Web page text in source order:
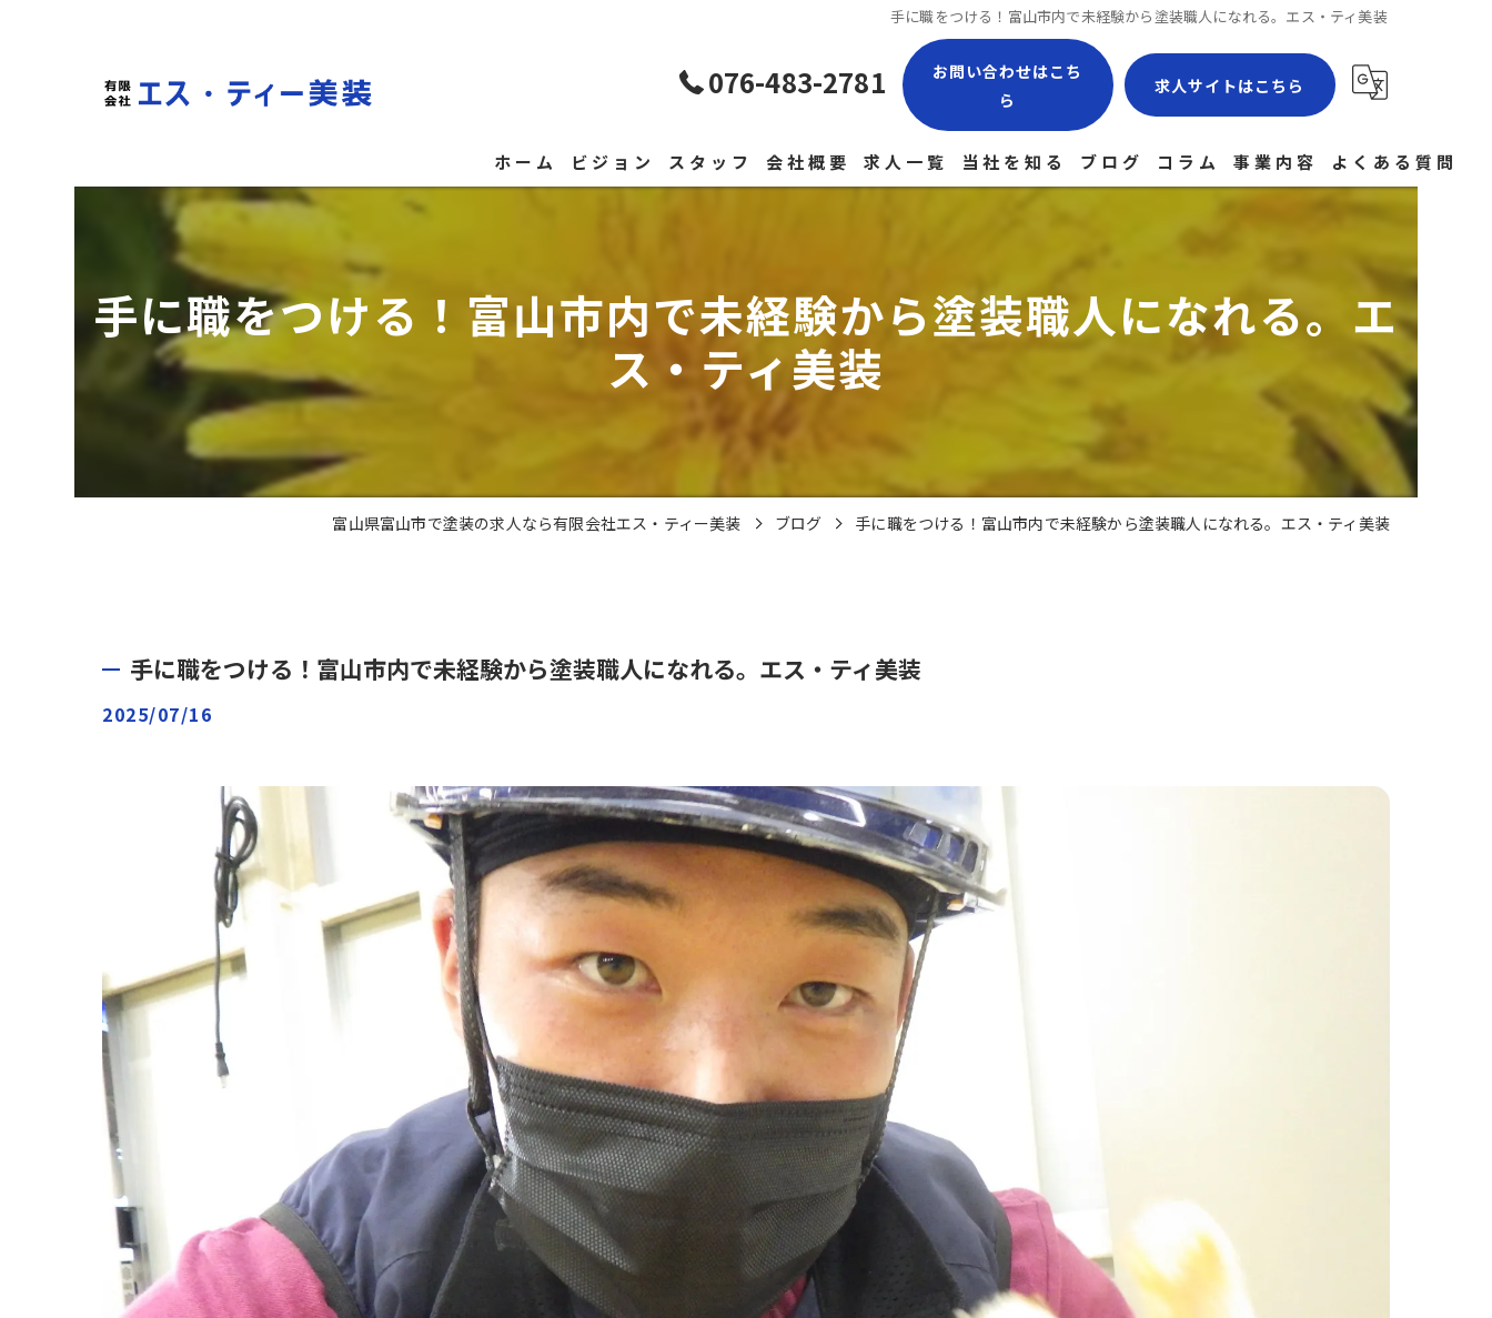
手に職をつける！富山市内で未経験から塗装職人になれる。エス・ティ美装
076-483-2781
お問い合わせはこち
ら
求人サイトはこちら
ホーム ビジョン スタッフ 会社概要 求人一覧 当社を知る
正社員
ブログ コラム 事業内容 よくある質問
手に職をつける！富山市内で未経験から塗装職人になれる。エ
ス・ティ美装
富山県富山市で塗装の求人なら有限会社エス・ティー美装 ブログ 手に職をつける！富山市内で未経験から塗装職人になれる。エス・ティ美装
手に職をつける！富山市内で未経験から塗装職人になれる。エス・ティ美装
2025/07/16